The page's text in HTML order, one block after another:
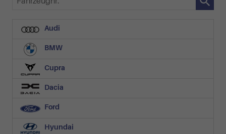
Audi
BMW
Cupra
Dacia
Ford
Hyundai